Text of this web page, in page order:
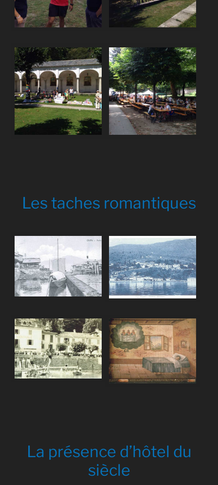
Les taches romantiques
La présence d’hôtel du
siècle